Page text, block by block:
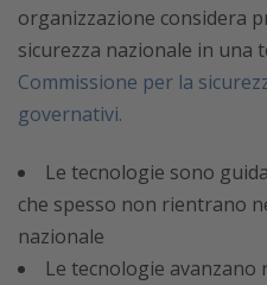
organizzazione considera
sicurezza nazionale in una
Commissione per la
governativi.
Le tecnologie sono
che spesso non rientrano
nazionale
Le tecnologie